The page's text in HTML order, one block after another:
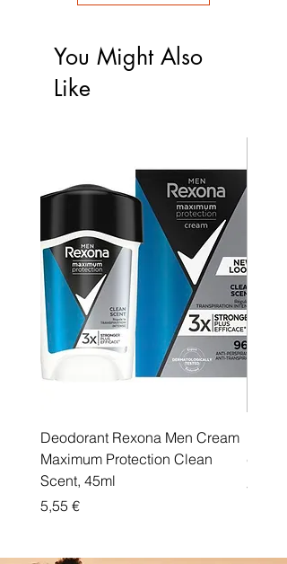
You Might Also
Like
Deodorant Rexona Men Cream
Maximum Protection Clean
Scent, 45ml
Price
5,55 €
Price
5,55 €